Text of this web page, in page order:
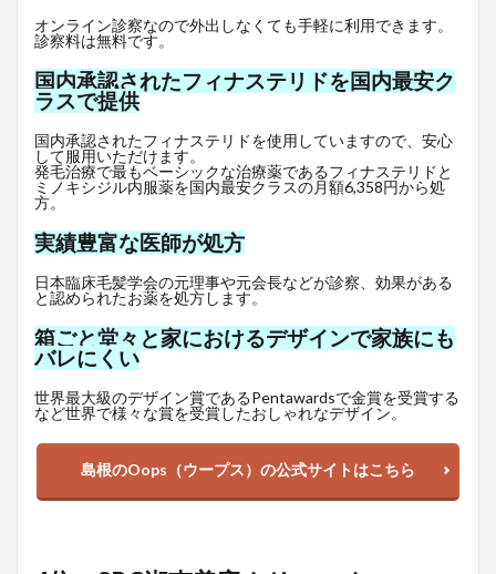
オンライン診察なので外出しなくても手軽に利用できます。
診察料は無料です。
国内承認されたフィナステリドを国内最安ク
ラスで提供
国内承認されたフィナステリドを使用していますので、安心
して服用いただけます。
発毛治療で最もベーシックな治療薬であるフィナステリドと
ミノキシジル内服薬を国内最安クラスの月額6,358円から処
方。
実績豊富な医師が処方
日本臨床毛髪学会の元理事や元会長などが診察、効果がある
と認められたお薬を処方します。
箱ごと堂々と家におけるデザインで家族にも
バレにくい
世界最大級のデザイン賞であるPentawardsで金賞を受賞する
など世界で様々な賞を受賞したおしゃれなデザイン。
島根のOops（ウープス）の公式サイトはこちら